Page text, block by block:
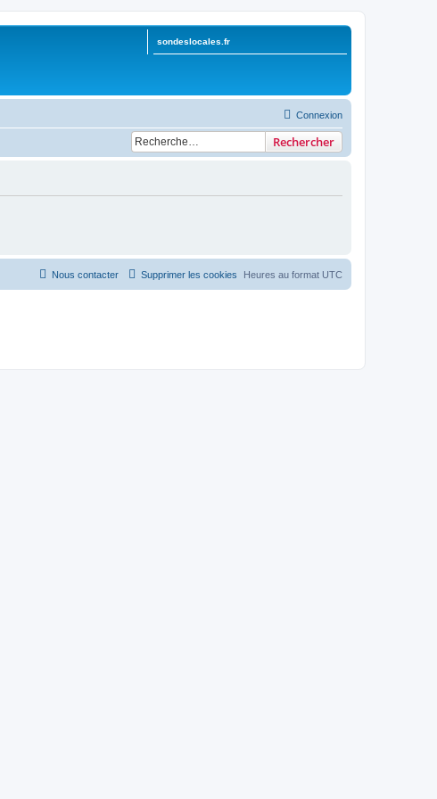
sondeslocales.fr
Connexion
Rechercher
Heures au format UTC
Supprimer les cookies
Nous contacter